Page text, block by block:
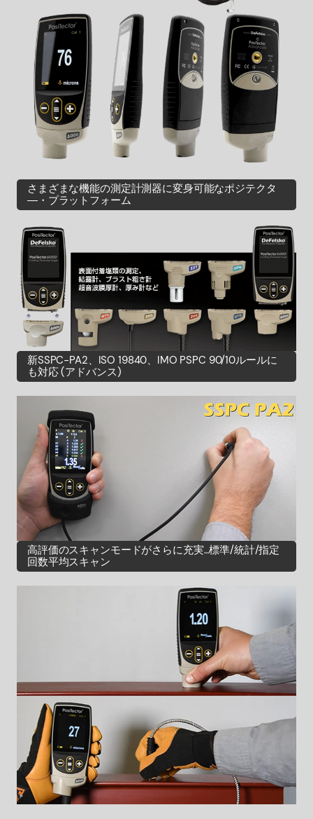
さまざまな機能の測定計測器に変身可能なポジテクタ
―・プラットフォーム
新SSPC-PA2、ISO 19840、IMO PSPC 90/10ルールに
も対応 (アドバンス)
高評価のスキャンモードがさらに充実…標準/統計/指定
回数平均スキャン